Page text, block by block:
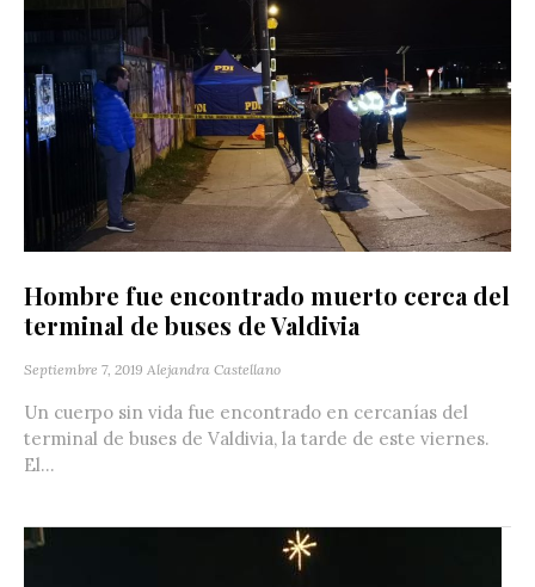
Hombre fue encontrado muerto cerca del
terminal de buses de Valdivia
Septiembre 7, 2019 Alejandra Castellano
Un cuerpo sin vida fue encontrado en cercanías del
terminal de buses de Valdivia, la tarde de este viernes.
El...